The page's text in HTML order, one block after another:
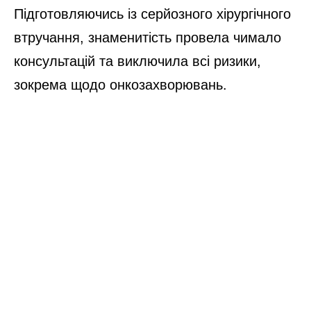
Підготовляючись із серйозного хірургічного
втручання, знаменитість провела чимало
консультацій та виключила всі ризики,
зокрема щодо онкозахворювань.